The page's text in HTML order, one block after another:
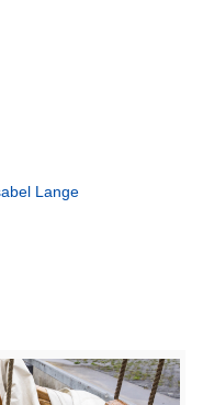
Lange